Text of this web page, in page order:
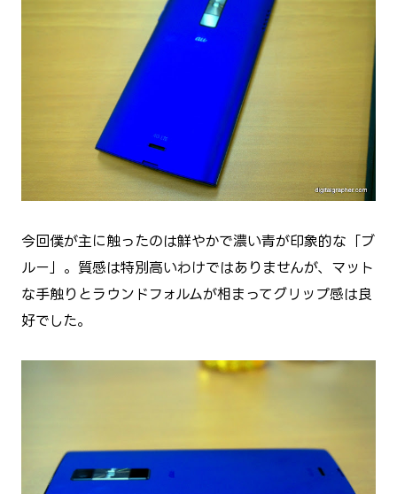
今回僕が主に触ったのは鮮やかで濃い青が印象的な「ブ
ルー」。質感は特別高いわけではありませんが、マット
な手触りとラウンドフォルムが相まってグリップ感は良
好でした。